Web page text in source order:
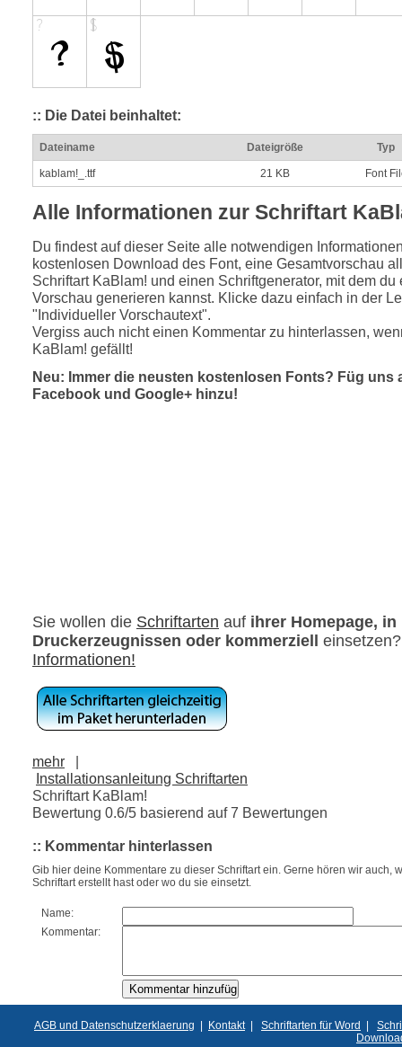
:: Die Datei beinhaltet:
Dateiname Dateigröße Typ
kablam!_.ttf 21 KB Font
Alle Informationen zur Schriftart
Du findest auf dieser Seite alle notwendigen
kostenlosen Download des Font, eine Gesamtvorschau
Schriftart KaBlam! und einen Schriftgenerator, mit dem
Vorschau generieren kannst. Klicke dazu einfach in der
"Individueller Vorschautext".
Vergiss auch nicht einen Kommentar zu hinterlassen,
KaBlam! gefällt!
Neu: Immer die neusten kostenlosen Fonts? Füg uns
Facebook und Google+ hinzu!
Sie wollen die Schriftarten auf ihrer Homepage, in
Druckerzeugnissen oder kommerziell
Informationen!
mehr
|
Installationsanleitung Schriftarten
Schriftart KaBlam!
Bewertung 0.6/5 basierend auf7 Bewertungen
:: Kommentar hinterlassen
Gib hier deine Kommentare zu dieser Schriftart ein. Gerne hören wir auch,
Schriftart erstellt hast oder wo du sie einsetzt.
Name:
Kommentar:
AGB und Datenschutzerklaerung | Kontakt| Schriftarten für Word |